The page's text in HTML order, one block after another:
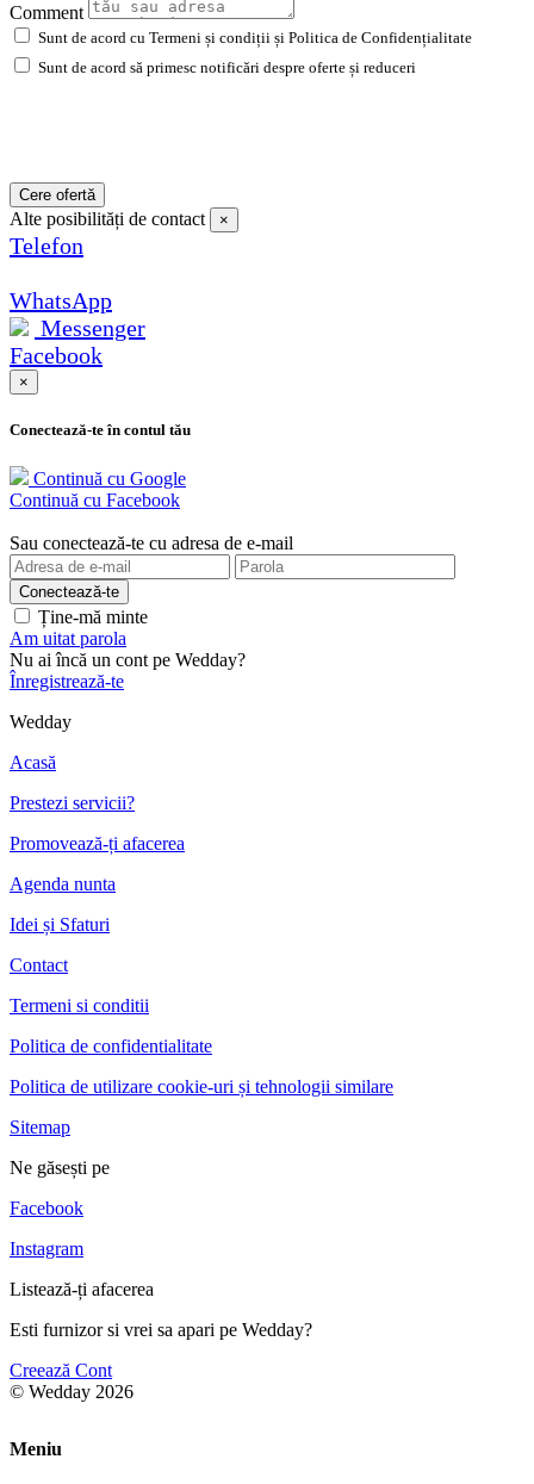
Comment
Sunt de acord cu Termeni și condiții și Politica de Confidențialitate
Sunt de acord să primesc notificări despre oferte și reduceri
Cere ofertă
Alte posibilități de contact ×
Telefon
WhatsApp
Messenger
Facebook
×
Conectează-te în contul tău
Continuă cu Google
Continuă cu Facebook
Sau conectează-te cu adresa de e-mail
Ține-mă minte
Am uitat parola
Nu ai încă un cont pe Wedday?
Înregistrează-te
Wedday
Acasă
Prestezi servicii?
Promovează-ți afacerea
Agenda nunta
Idei și Sfaturi
Contact
Termeni si conditii
Politica de confidentialitate
Politica de utilizare cookie-uri și tehnologii similare
Sitemap
Ne găsești pe
Facebook
Instagram
Listează-ți afacerea
Esti furnizor si vrei sa apari pe Wedday?
Creează Cont
© Wedday 2026
Meniu